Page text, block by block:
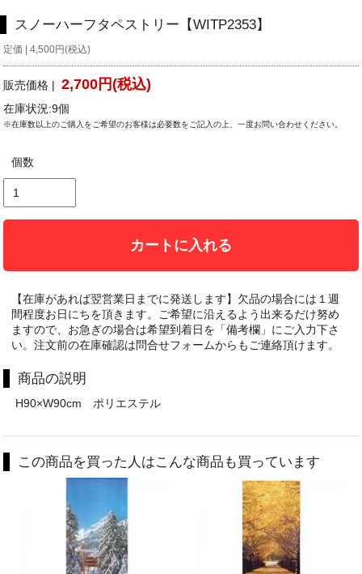
スノーハーフタペストリー【WITP2353】
定価 | 4,500円(税込)
販売価格 |2,700円(税込)
在庫状況:9個
※在庫数以上のご購入をご希望のお客様は必要数をご記入の上、一度お問い合わせください。
個数
カートに入れる
【在庫があれば翌営業日までに発送します】欠品の場合には１週
間程度お日にちを頂きます。ご希望に沿えるよう出来るだけ努め
ますので、お急ぎの場合は希望到着日を「備考欄」にご入力下さ
い。注文前の在庫確認は問合せフォームからもご連絡頂けます。
商品の説明
H90×W90cm ポリエステル
この商品を買った人はこんな商品も買っています